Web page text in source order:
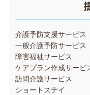
介護予防支援サービス
一般介護予防サービス
障害福祉サービス
ケアプラン作成サービ
訪問介護サービス
ショートステイ